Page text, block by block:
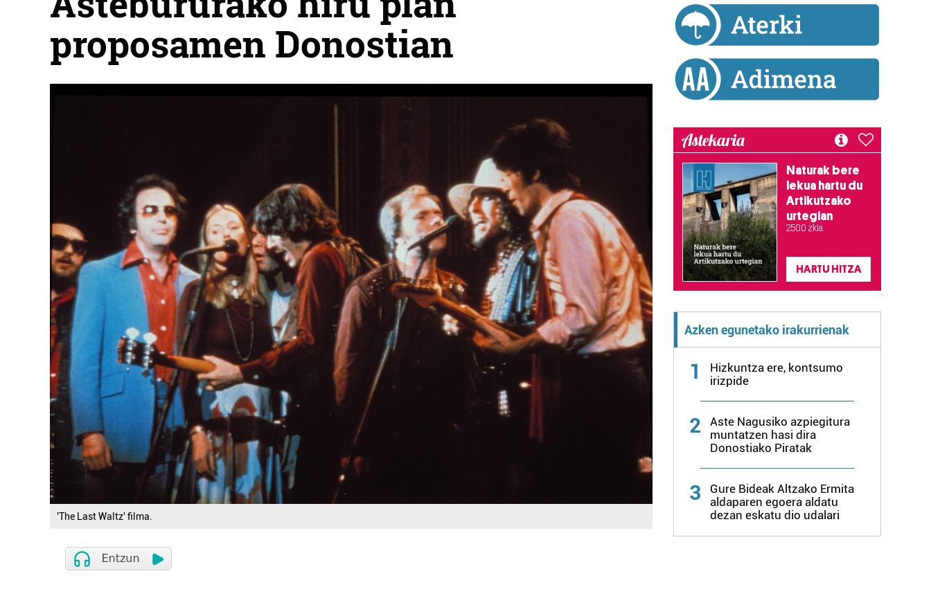
proposamen Donostian
'The Last Waltz' filma.
Astekaria
Naturak bere
lekua hartu du
Artikutzako
urtegian
2.500 zkia.
HARTU HITZA
Azken egunetako irakurrienak
1
Hizkuntza ere, kontsumo
irizpide
2
Aste Nagusiko azpiegitura
muntatzen hasi dira
Donostiako Piratak
3
Gure Bideak Altzako Ermita
aldaparen egoera aldatu
dezan eskatu dio udalari